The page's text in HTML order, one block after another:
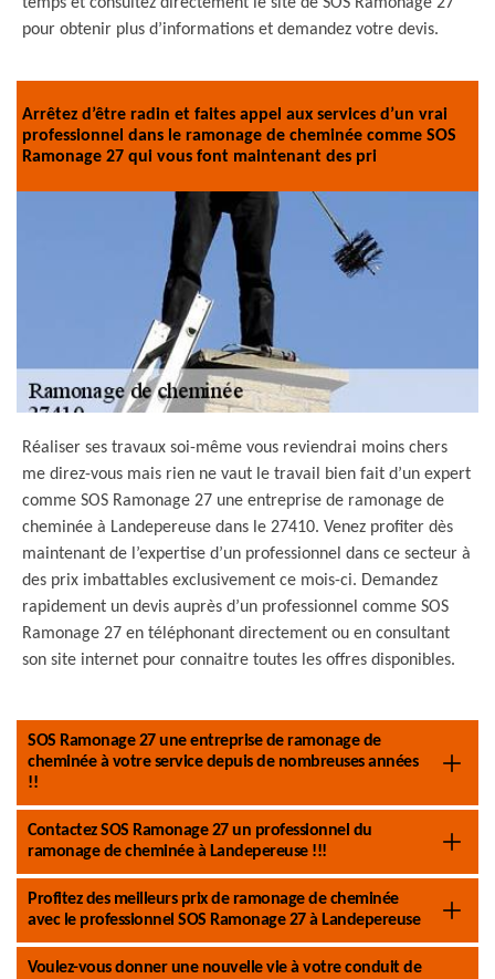
pour obtenir plus d’informations et demandez votre devis.
Arrêtez d’être radin et faites appel aux services d’un vrai
professionnel dans le ramonage de cheminée comme SOS
Ramonage 27 qui vous font maintenant des pri
Réaliser ses travaux soi-même vous reviendrai moins chers
me direz-vous mais rien ne vaut le travail bien fait d’un expert
comme SOS Ramonage 27 une entreprise de ramonage de
cheminée à Landepereuse dans le 27410. Venez profiter dès
maintenant de l’expertise d’un professionnel dans ce secteur à
des prix imbattables exclusivement ce mois-ci. Demandez
rapidement un devis auprès d’un professionnel comme SOS
Ramonage 27 en téléphonant directement ou en consultant
son site internet pour connaitre toutes les offres disponibles.
SOS Ramonage 27 une entreprise de ramonage de
cheminée à votre service depuis de nombreuses années
!!
Contactez SOS Ramonage 27 un professionnel du
ramonage de cheminée à Landepereuse !!!
Profitez des meilleurs prix de ramonage de cheminée
avec le professionnel SOS Ramonage 27 à Landepereuse
Voulez-vous donner une nouvelle vie à votre conduit de